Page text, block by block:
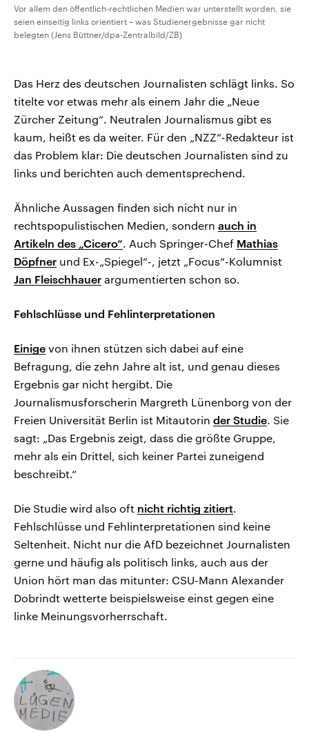
Vor allem den öffentlich-rechtlichen Medien war unterstellt worden, sie
seien einseitig links orientiert – was Studienergebnisse gar nicht
belegten (Jens Büttner/dpa-Zentralbild/ZB)
Das Herz des deutschen Journalisten schlägt links. So
titelte vor etwas mehr als einem Jahr die „Neue
Zürcher Zeitung“. Neutralen Journalismus gibt es
kaum, heißt es da weiter. Für den „NZZ“-Redakteur ist
das Problem klar: Die deutschen Journalisten sind zu
links und berichten auch dementsprechend.
Ähnliche Aussagen finden sich nicht nur in
rechtspopulistischen Medien, sondern auch in
Artikeln des „Cicero“. Auch Springer-Chef Mathias
Döpfner und Ex-„Spiegel“-, jetzt „Focus“-Kolumnist
Jan Fleischhauer argumentierten schon so.
Fehlschlüsse und Fehlinterpretationen
Einige von ihnen stützen sich dabei auf eine
Befragung, die zehn Jahre alt ist, und genau dieses
Ergebnis gar nicht hergibt. Die
Journalismusforscherin Margreth Lünenborg von der
Freien Universität Berlin ist Mitautorin der Studie. Sie
sagt: „Das Ergebnis zeigt, dass die größte Gruppe,
mehr als ein Drittel, sich keiner Partei zuneigend
beschreibt.“
Die Studie wird also oft nicht richtig zitiert.
Fehlschlüsse und Fehlinterpretationen sind keine
Seltenheit. Nicht nur die AfD bezeichnet Journalisten
gerne und häufig als politisch links, auch aus der
Union hört man das mitunter: CSU-Mann Alexander
Dobrindt wetterte beispielsweise einst gegen eine
linke Meinungsvorherrschaft.